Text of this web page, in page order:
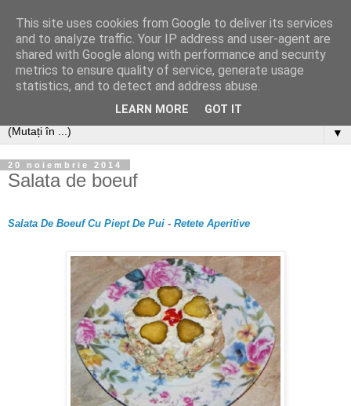
▼
20 noiembrie 2014
Salata de boeuf
Salata De Boeuf Cu Piept De Pui - Retete Aperitive
This site uses cookies from Google to deliver its services
and to analyze traffic. Your IP address and user-agent are
shared with Google along with performance and security
metrics to ensure quality of service, generate usage
statistics, and to detect and address abuse.
LEARN MORE GOT IT